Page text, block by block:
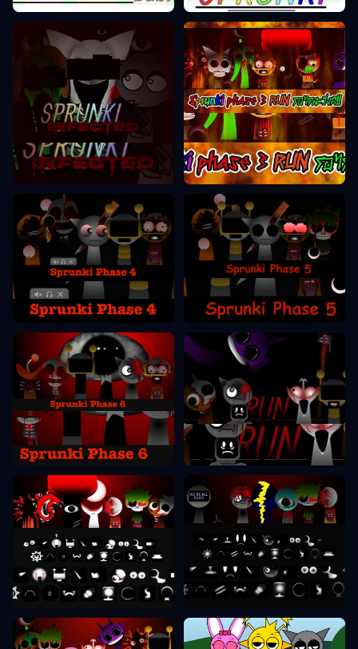
Sprunki Фаза 2
Sprunki Фаза 3
Sprunki Фаза 4 Sprunki Фаза 5
Sprunki Фаза 6
Sprunki Фаза 7
Sprunki Фаза 8 Sprunki Фаза 9